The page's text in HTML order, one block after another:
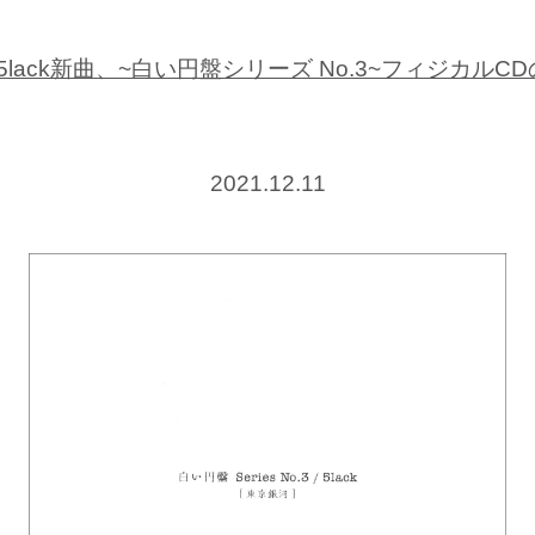
新曲、~白い円盤シリーズ No.3~フィジカル
2021.12.11